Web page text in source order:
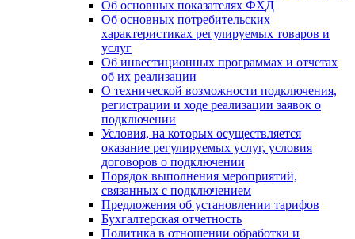
Об основных показателях ФХД
Об основных потребительских
характеристиках регулируемых товаров и
услуг
Об инвестиционных программах и отчетах
об их реализации
О технической возможности подключения,
регистрации и ходе реализации заявок о
подключении
Условия, на которых осуществляется
оказание регулируемых услуг, условия
договоров о подключении
Порядок выполнения мероприятий,
связанных с подключением
Предложения об установлении тарифов
Бухгалтерская отчетность
Политика в отношении обработки и